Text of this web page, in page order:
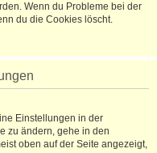
Wenn du Probleme bei der
du die Cookies löscht.
Einstellungen in der
zu ändern, gehe in den
oben auf der Seite angezeigt,